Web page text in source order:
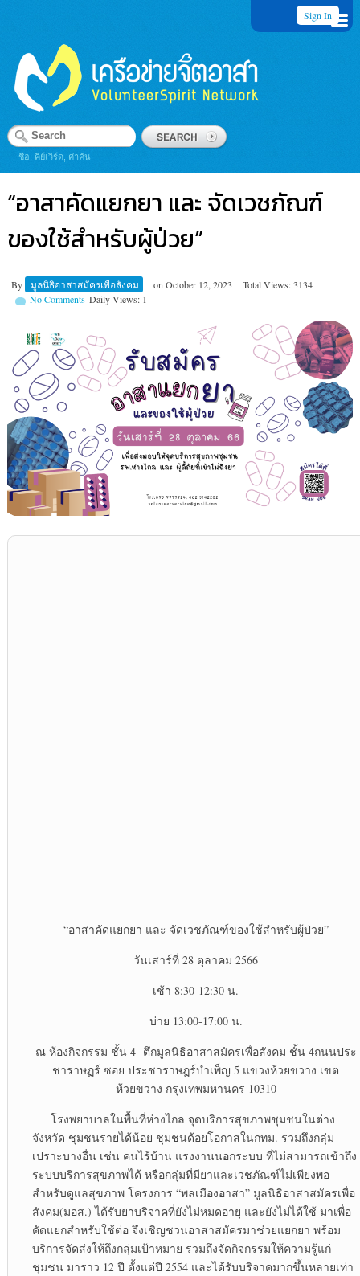
Sign In
ชื่อ, คีย์เวิร์ด, คำค้น
“อาสาคัดแยกยา และ จัดเวชภัณฑ์
ของใช้สำหรับผู้ป่วย”
By มูลนิธิอาสาสมัครเพื่อสังคม on October 12, 2023
Total Views: 3134
Daily Views: 1
No Comments
“อาสาคัดแยกยา และ จัดเวชภัณฑ์ของใช้สำหรับผู้ป่วย”
วันเสาร์ที่ 28 ตุลาคม 2566
เช้า 8:30-12:30 น.
บ่าย 13:00-17:00 น.
ณ ห้องกิจกรรม ชั้น 4 ตึกมูลนิธิอาสาสมัครเพื่อสังคม ชั้น 4ถนนประ
ชาราษฏร์ ซอย ประชาราษฎร์บำเพ็ญ 5 แขวงห้วยขวาง เขต
ห้วยขวาง กรุงเทพมหานคร 10310
โรงพยาบาลในพื้นที่ห่างไกล จุดบริการสุขภาพชุมชนในต่าง
จังหวัด ชุมชนรายได้น้อย ชุมชนด้อยโอกาสในกทม. รวมถึงกลุ่ม
เปราะบางอื่น เช่น คนไร้บ้าน แรงงานนอกระบบ ที่ไม่สามารถเข้าถึง
ระบบบริการสุขภาพได้ หรือกลุ่มที่มียาและเวชภัณฑ์ไม่เพียงพอ
สำหรับดูแลสุขภาพ โครงการ “พลเมืองอาสา” มูลนิธิอาสาสมัครเพื่อ
สังคม(มอส.) ได้รับยาบริจาคที่ยังไม่หมดอายุ และยังไม่ได้ใช้ มาเพื่อ
คัดแยกสำหรับใช้ต่อ จึงเชิญชวนอาสาสมัครมาช่วยแยกยา พร้อม
บริการจัดส่งให้ถึงกลุ่มเป้าหมาย รวมถึงจัดกิจกรรมให้ความรู้แก่
ชุมชน มาราว 12 ปี ตั้งแต่ปี 2554 และได้รับบริจาคมากขึ้นหลายเท่า